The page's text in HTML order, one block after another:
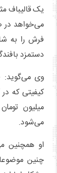
فرش را به
دستمزد
وی می‌گوید:
می‌شود.
او همچنین
چنین